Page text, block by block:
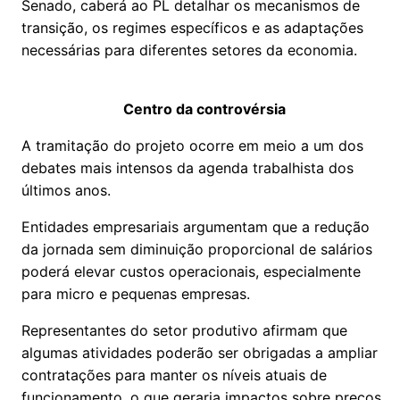
Senado, caberá ao PL detalhar os mecanismos de
transição, os regimes específicos e as adaptações
necessárias para diferentes setores da economia.
Centro da controvérsia
A tramitação do projeto ocorre em meio a um dos
debates mais intensos da agenda trabalhista dos
últimos anos.
Entidades empresariais argumentam que a redução
da jornada sem diminuição proporcional de salários
poderá elevar custos operacionais, especialmente
para micro e pequenas empresas.
Representantes do setor produtivo afirmam que
algumas atividades poderão ser obrigadas a ampliar
contratações para manter os níveis atuais de